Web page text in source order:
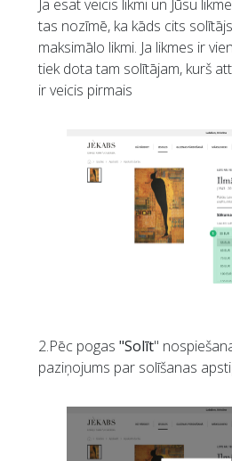
Ja esat veicis likmi un Jūsu
tas nozīmē, ka kāds cits
maksimālo likmi. Ja likmes ir
tiek dota tam solītājam, kurš
ir veicis pirmais
2.Pēc pogas "Solīt"
paziņojums par solīšanas